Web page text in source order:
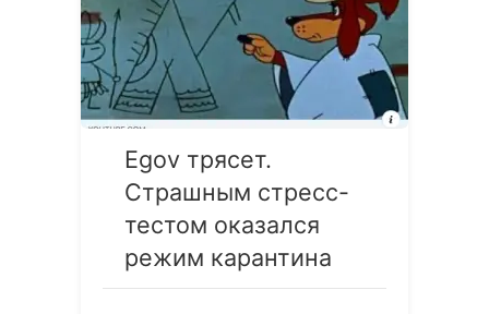
Egov трясет.
Страшным стресс-
тестом оказался
режим карантина